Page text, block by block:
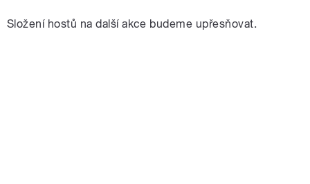
Složení hostů na další akce budeme upřesňovat.